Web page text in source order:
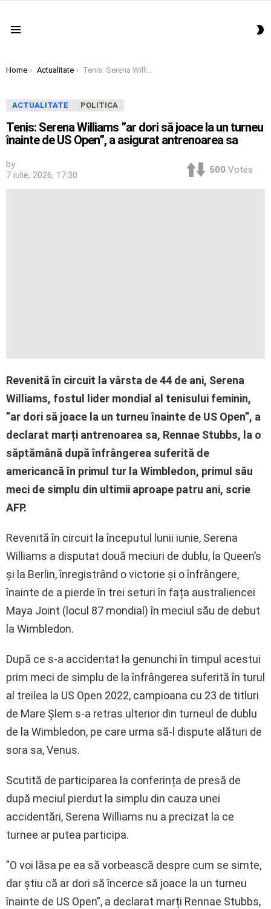
You are here:
Home Actualitate Tenis: Serena Williams ”ar dori să joace la un turneu înainte de US Open”, a asigurat antrenoarea sa
ACTUALITATE POLITICA
Tenis: Serena Williams ”ar dori să joace la un turneu
înainte de US Open”, a asigurat antrenoarea sa
by
7 iulie, 2026, 17:30
500 Votes
Revenită în circuit la vârsta de 44 de ani, Serena
Williams, fostul lider mondial al tenisului feminin,
”ar dori să joace la un turneu înainte de US Open”, a
declarat marți antrenoarea sa, Rennae Stubbs, la o
săptămână după înfrângerea suferită de
americancă în primul tur la Wimbledon, primul său
meci de simplu din ultimii aproape patru ani, scrie
AFP.
Revenită în circuit la începutul lunii iunie, Serena
Williams a disputat două meciuri de dublu, la Queen’s
și la Berlin, înregistrând o victorie și o înfrângere,
înainte de a pierde în trei seturi în fața australiencei
Maya Joint (locul 87 mondial) în meciul său de debut
la Wimbledon.
După ce s-a accidentat la genunchi în timpul acestui
prim meci de simplu de la înfrângerea suferită în turul
al treilea la US Open 2022, campioana cu 23 de titluri
de Mare Șlem s-a retras ulterior din turneul de dublu
de la Wimbledon, pe care urma să-l dispute alături de
sora sa, Venus.
Scutită de participarea la conferința de presă de
după meciul pierdut la simplu din cauza unei
accidentări, Serena Williams nu a precizat la ce
turnee ar putea participa.
”O voi lăsa pe ea să vorbească despre cum se simte,
dar știu că ar dori să încerce să joace la un turneu
înainte de US Open”, a declarat marți Rennae Stubbs,